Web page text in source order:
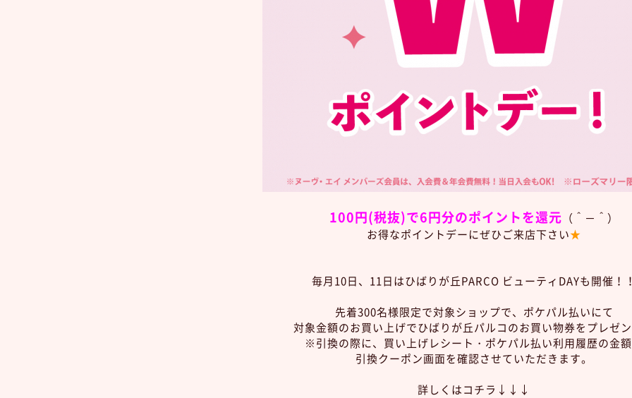
100円(税抜)で6円分のポイントを還元 （＾－＾）
お得なポイントデーにぜひご来店下さい★
毎月10日、11日はひばりが丘PARCO ビューティDAYも開催！！
先着300名様限定で対象ショップで、ポケパル払いにて
対象金額のお買い上げでひばりが丘パルコのお買い物券をプレゼ
※引換の際に、買い上げレシート・ポケパル払い利用履歴の金
引換クーポン画面を確認させていただきます。
詳しくはコチラ↓↓↓